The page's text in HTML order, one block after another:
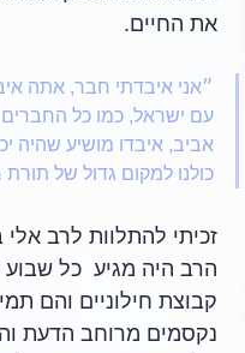
את החיים.
״אני איבדתי חבר, אתה
עם ישראל, כמו כל
אביב, איבדו מושיע שהיה
כולנו למקום גדול של תורת
זכיתי להתלוות לרב
הרב היה מגיע  כל
קבוצת חילוניים והם
נקסמים מרוחב הדעת